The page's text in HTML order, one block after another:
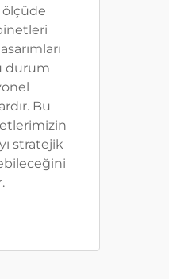
durum
Bu
stratejik